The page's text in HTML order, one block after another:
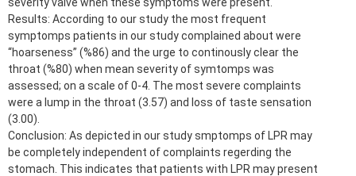
Results: According to our study the most frequent
symptomps patients in our study complained about were
“hoarseness” (%86) and the urge to continously clear the
throat (%80) when mean severity of symtomps was
assessed; on a scale of 0-4. The most severe complaints
were a lump in the throat (3.57) and loss of taste sensation
(3.00).
Conclusion: As depicted in our study smptomps of LPR may
be completely independent of complaints regerding the
stomach. This indicates that patients with LPR may present